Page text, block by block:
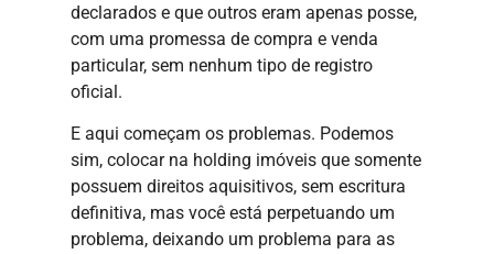
declarados e que outros eram apenas posse,
com uma promessa de compra e venda
particular, sem nenhum tipo de registro
oficial.
E aqui começam os problemas. Podemos
sim, colocar na holding imóveis que somente
possuem direitos aquisitivos, sem escritura
definitiva, mas você está perpetuando um
problema, deixando um problema para as